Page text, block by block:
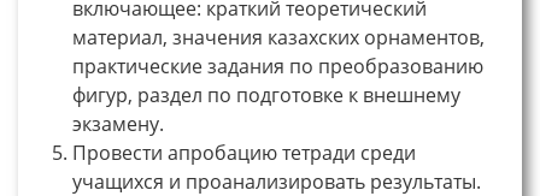
включающее: краткий теоретический
материал, значения казахских орнаментов,
практические задания по преобразованию
фигур, раздел по подготовке к внешнему
экзамену.
Провести апробацию тетради среди
учащихся и проанализировать результаты.